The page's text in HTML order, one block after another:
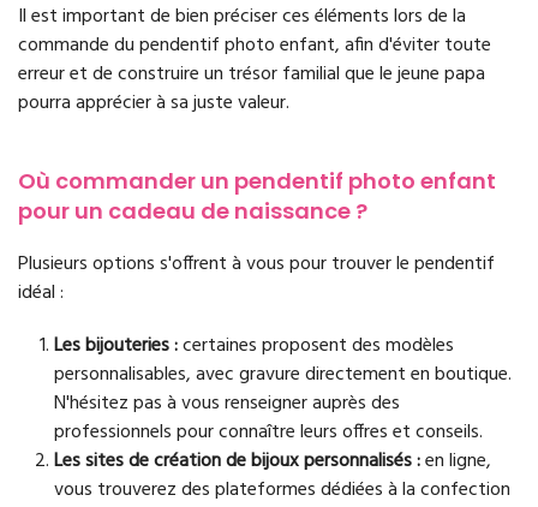
Il est important de bien préciser ces éléments lors de la
commande du pendentif photo enfant, afin d'éviter toute
erreur et de construire un trésor familial que le jeune papa
pourra apprécier à sa juste valeur.
Où commander un pendentif photo enfant
pour un cadeau de naissance ?
Plusieurs options s'offrent à vous pour trouver le pendentif
idéal :
Les bijouteries :certaines proposent des modèles
personnalisables, avec gravure directement en boutique.
N'hésitez pas à vous renseigner auprès des
professionnels pour connaître leurs offres et conseils.
Les sites de création de bijoux personnalisés :en ligne,
vous trouverez des plateformes dédiées à la confection